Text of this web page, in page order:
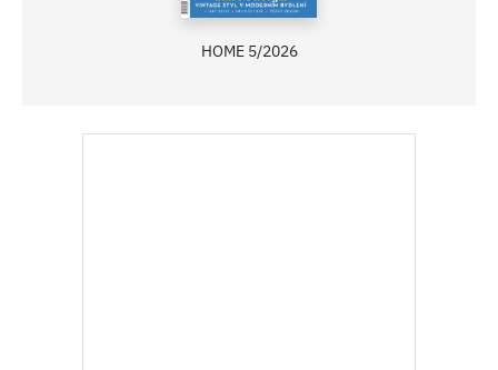
HOME 5/2026